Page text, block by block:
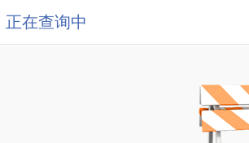
正在查询中